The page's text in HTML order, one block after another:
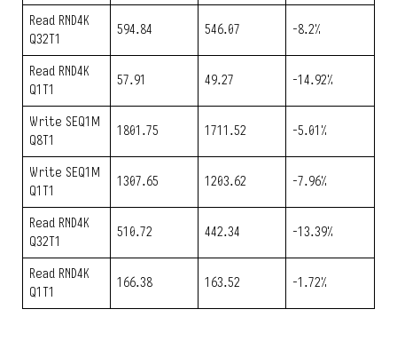
Read RND4K
Q32T1
594.84 546.07 -8.2%
Read RND4K
Q1T1
57.91 49.27 -14.92%
Write SEQ1M
Q8T1
1801.75 1711.52 -5.01%
Write SEQ1M
Q1T1
1307.65 1203.62 -7.96%
Read RND4K
Q32T1
510.72 442.34 -13.39%
Read RND4K
Q1T1
166.38 163.52 -1.72%